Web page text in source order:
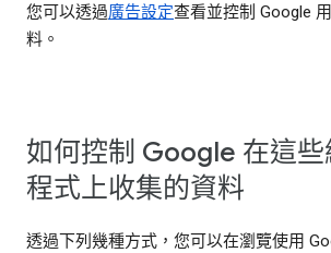
您可以透過廣告設定查看並控制 Google
料。
如何控制 Google 在這些
程式上收集的資料
透過下列幾種方式，您可以在瀏覽使用